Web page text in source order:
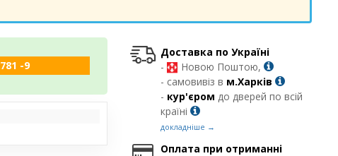
-9
Доставка по Україні
-
Новою Поштою,
- самовивіз в м.Харків
- кур'єром до дверей по всій
країні
докладніше →
Оплата при отриманні